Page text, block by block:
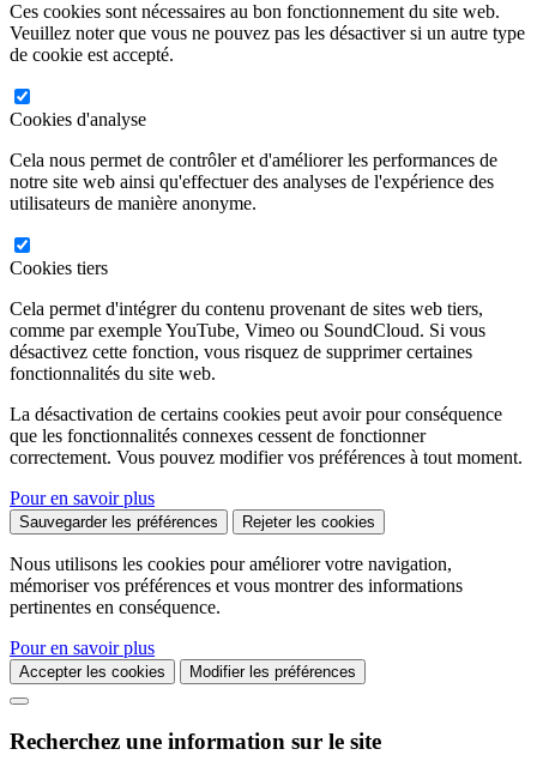
Ces cookies sont nécessaires au bon fonctionnement du site web.
Veuillez noter que vous ne pouvez pas les désactiver si un autre type
de cookie est accepté.
Cookies d'analyse
Cela nous permet de contrôler et d'améliorer les performances de
notre site web ainsi qu'effectuer des analyses de l'expérience des
utilisateurs de manière anonyme.
Cookies tiers
Cela permet d'intégrer du contenu provenant de sites web tiers,
comme par exemple YouTube, Vimeo ou SoundCloud. Si vous
désactivez cette fonction, vous risquez de supprimer certaines
fonctionnalités du site web.
La désactivation de certains cookies peut avoir pour conséquence
que les fonctionnalités connexes cessent de fonctionner
correctement. Vous pouvez modifier vos préférences à tout moment.
Pour en savoir plus
Sauvegarder les préférences Rejeter les cookies
Nous utilisons les cookies pour améliorer votre navigation,
mémoriser vos préférences et vous montrer des informations
pertinentes en conséquence.
Pour en savoir plus
Accepter les cookies Modifier les préférences
Recherchez une information sur le site